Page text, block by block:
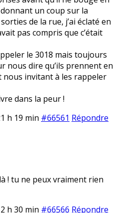
un coup sur la
de la rue, j’ai éclaté en
pas compris que c’était
le 3018 mais toujours
nous dire qu’ils prennent en
invitant à les rappeler
dans la peur !
h 19 min #66561 Répondre
! tu ne peux vraiment rien
h 30 min #66566 Répondre